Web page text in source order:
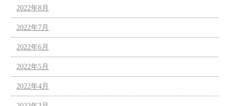
2022年8月
2022年7月
2022年6月
2022年5月
2022年4月